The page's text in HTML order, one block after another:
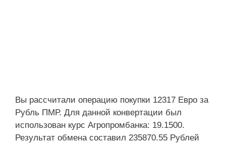
Вы рассчитали операцию покупки 12317 Евро за
Рубль ПМР. Для данной конвертации был
использован курс Агропромбанка: 19.1500.
Результат обмена составил 235870.55 Рублей